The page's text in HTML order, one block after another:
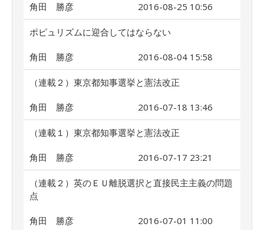
角田 勝彦 2016-08-25 10:56
ポピュリズムに迎合してはならない
角田 勝彦 2016-08-04 15:58
（連載２）東京都知事選挙と憲法改正
角田 勝彦 2016-07-18 13:46
（連載１）東京都知事選挙と憲法改正
角田 勝彦 2016-07-17 23:21
（連載２）英のＥＵ離脱選択と直接民主主義の問題
点
角田 勝彦 2016-07-01 11:00